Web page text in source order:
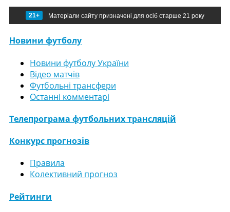
21+ Матеріали сайту призначені для осіб старше 21 року
Новини футболу
Новини футболу України
Відео матчів
Футбольні трансфери
Останні комментарі
Телепрограма футбольних трансляцій
Конкурс прогнозів
Правила
Колективний прогноз
Рейтинги